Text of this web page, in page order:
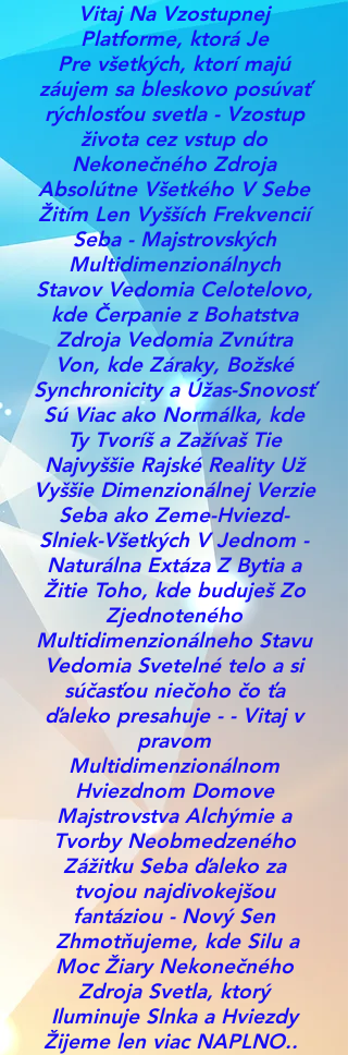
Vitaj Na Vzostupnej
Platforme, ktorá Je
Pre všetkých, ktorí majú
záujem sa bleskovo posúvať
rýchlosťou svetla - Vzostup
života cez vstup do
Nekonečného Zdroja
Absolútne Všetkého V Sebe
Žitím Len Vyšších Frekvencií
Seba - Majstrovských
Multidimenzionálnych
Stavov Vedomia Celotelovo,
kde Čerpanie z Bohatstva
Zdroja Vedomia Zvnútra
Von, kde Záraky, Božské
Synchronicity a Úžas-Snovosť
Sú Viac ako Normálka, kde
Ty Tvoríš a Zažívaš Tie
Najvyššie Rajské Reality Už
Vyššie Dimenzionálnej Verzie
Seba ako Zeme-Hviezd-
Slniek-Všetkých V Jednom -
Naturálna Extáza Z Bytia a
Žitie Toho, kde buduješ Zo
Zjednoteného
Multidimenzionálneho Stavu
Vedomia Svetelné telo a si
súčasťou niečoho čo ťa
ďaleko presahuje - - Vitaj v
pravom
Multidimenzionálnom
Hviezdnom Domove
Majstrovstva Alchýmie a
Tvorby Neobmedzeného
Zážitku Seba ďaleko za
tvojou najdivokejšou
fantáziou - Nový Sen
Zhmotňujeme, kde Silu a
Moc Žiary Nekonečného
Zdroja Svetla, ktorý
Iluminuje Slnka a Hviezdy
Žijeme len viac NAPLNO..